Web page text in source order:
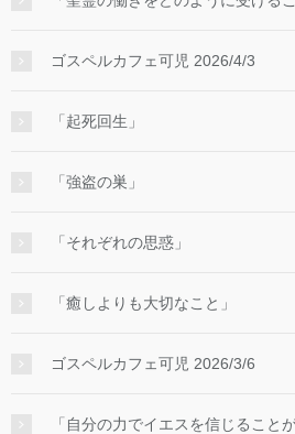
ゴスペルカフェ可児 2026/4/3
「起死回生」
「強盗の巣」
「それぞれの思惑」
「癒しよりも大切なこと」
ゴスペルカフェ可児 2026/3/6
「自分の力でイエスを信じること